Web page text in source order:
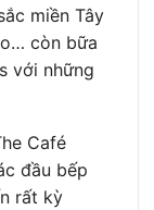
miền Tây
còn bữa
với những
Café
đầu bếp
rất kỳ